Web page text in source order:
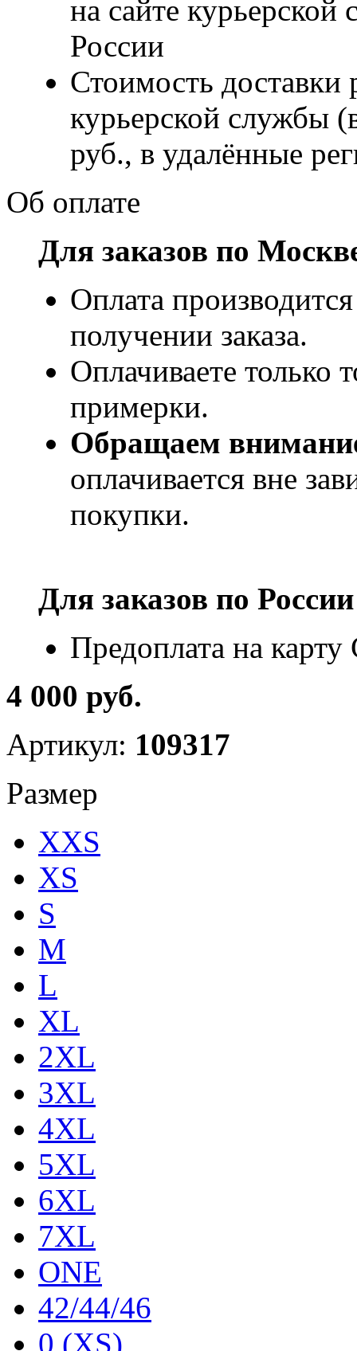
на сайте
России
Стоимость доставки
курьерской службы
руб., в удалённые
Об оплате
Для заказов по
Оплата
получении заказа.
Оплачиваете только
примерки.
Обращаем
оплачивается вне
покупки.
Для заказов по
Предоплата на
4 000 руб.
Артикул: 109317
Размер
XXS
XS
S
M
L
XL
2XL
3XL
4XL
5XL
6XL
7XL
ONE
42/44/46
0 (XS)